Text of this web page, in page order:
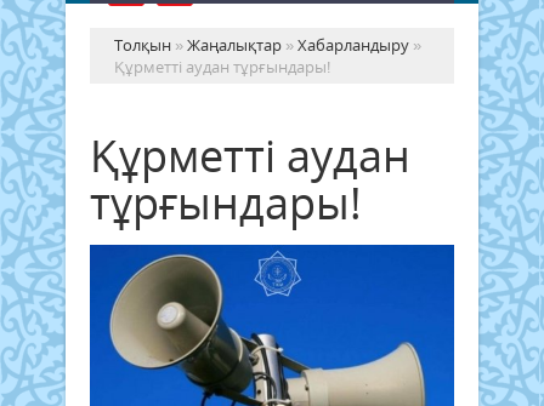
Толқын »Жаңалықтар »Хабарландыру »
Құрметті аудан тұрғындары!
Құрметті аудан
тұрғындары!